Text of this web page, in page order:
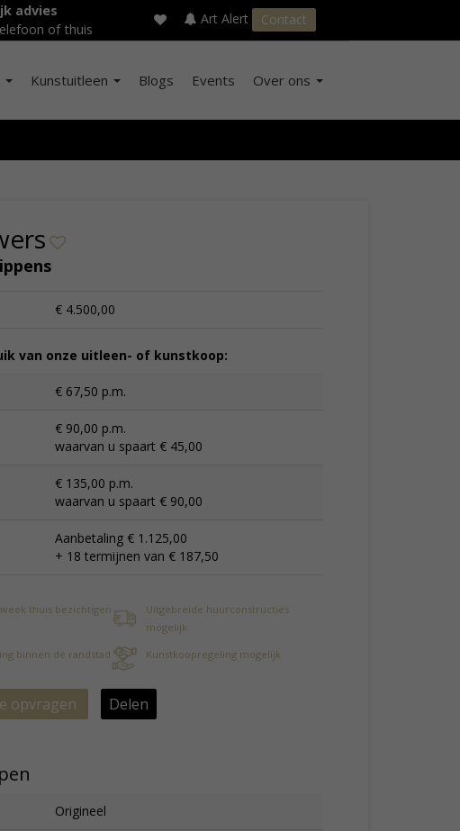
advies
of thuis
Art Alert Contact
Kunstuitleen Blogs Events Over ons
€ 4.500,00
van onze uitleen- of kunstkoop:
€ 67,50 p.m.
€ 90,00 p.m.
waarvan u spaart € 45,00
€ 135,00 p.m.
waarvan u spaart € 90,00
Aanbetaling € 1.125,00
+ 18 termijnen van € 187,50
thuis bezichtigen
Uitgebreide huurconstructies
mogelijk
binnen de randstad
Kunstkoopregeling mogelijk
opvragen Delen
Origineel